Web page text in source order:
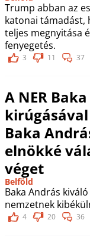
Trump abban az
katonai támadást,
teljes megnyitása
fenyegetés.
3 11 37
A NER
Baka
elnökké
véget
Belföld
Baka András
nemzetnek
4 20 36